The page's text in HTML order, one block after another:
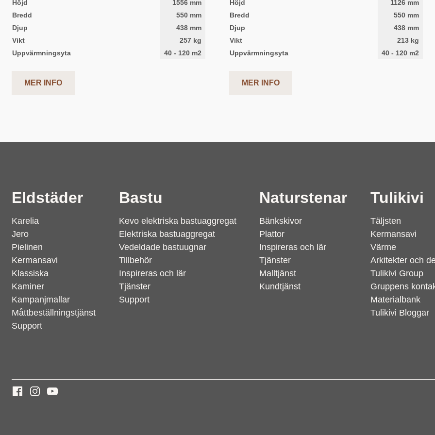
Höjd 1556 mm
Bredd
550 mm
Djup
438 mm
Vikt
257 kg
Uppvärmningsyta
40 - 120 m2
MER INFO
Höjd 1126mm
Bredd
550mm
Djup
438mm
Vikt
213kg
Uppvärmningsyta
40 - 120m2
MER INFO
Eldstäder
Karelia
Jero
Pielinen
Kermansavi
Klassiska
Kaminer
Kampanjmallar
Måttbeställningstjänst
Support
Bastu
Kevo elektriska bastuaggregat
Elektriska bastuaggregat
Vedeldade bastuugnar
Tillbehör
Inspireras och lär
Tjänster
Support
Naturstenar
Bänkskivor
Plattor
Inspireras och lär
Tjänster
Malltjänst
Kundtjänst
Tulikivi
Täljsten
Kermansavi
Värme
Arkitekter och
Tulikivi Group
Gruppens
Materialbank
Tulikivi Bloggar